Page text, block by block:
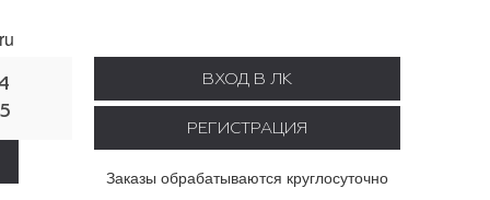
ВХОД В ЛК
РЕГИСТРАЦИЯ
Заказы обрабатываются круглосуточно